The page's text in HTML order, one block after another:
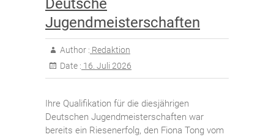
Deutsche
Jugendmeisterschaften
Author : Redaktion
Date : 16. Juli 2026
Ihre Qualifikation für die diesjährigen
Deutschen Jugendmeisterschaften war
bereits ein Riesenerfolg, den Fiona Tong vom